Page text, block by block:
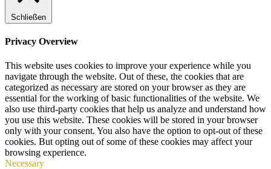
Schließen
Privacy Overview
This website uses cookies to improve your experience while you
navigate through the website. Out of these, the cookies that are
categorized as necessary are stored on your browser as they are
essential for the working of basic functionalities of the website. We
also use third-party cookies that help us analyze and understand how
you use this website. These cookies will be stored in your browser
only with your consent. You also have the option to opt-out of these
cookies. But opting out of some of these cookies may affect your
browsing experience.
Necessary